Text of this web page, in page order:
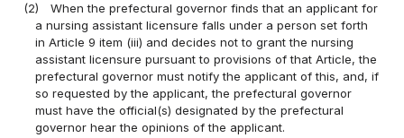
(2)
When the prefectural governor finds that an applicant for
a nursing assistant licensure falls under a person set forth
in Article 9 item (iii) and decides not to grant the nursing
assistant licensure pursuant to provisions of that Article, the
prefectural governor must notify the applicant of this, and, if
so requested by the applicant, the prefectural governor
must have the official(s) designated by the prefectural
governor hear the opinions of the applicant.